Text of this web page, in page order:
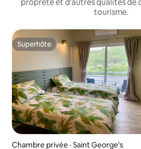
propreté et d'autres qualités de
tourisme.
Superhôte
Superhôte
Chambre privée · Saint George's